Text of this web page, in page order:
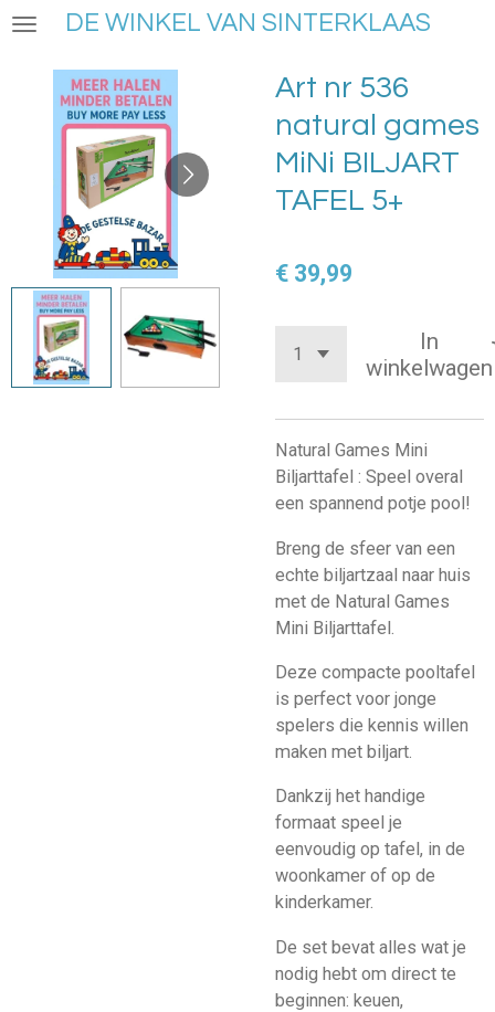
Ga
hoofdinhoud
DE WINKEL VAN SINTERKLAAS
Art nr 536
natural games
MiNi BILJART
TAFEL 5+
€ 39,99
In
winkelwagen
Natural Games Mini
Biljarttafel : Speel overal
een spannend potje pool!
Breng de sfeer van een
echte biljartzaal naar huis
met de Natural Games
Mini Biljarttafel.
Deze compacte pooltafel
is perfect voor jonge
spelers die kennis willen
maken met biljart.
Dankzij het handige
formaat speel je
eenvoudig op tafel, in de
woonkamer of op de
kinderkamer.
De set bevat alles wat je
nodig hebt om direct te
beginnen: keuen,